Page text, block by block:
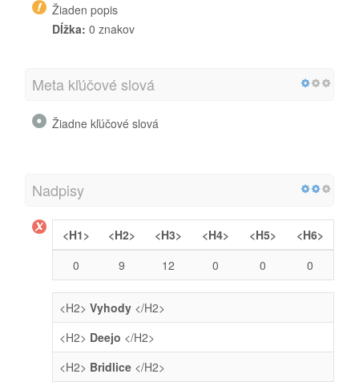
Žiaden popis
Dĺžka: 0 znakov
Meta kľúčové slová
Žiadne kľúčové slová
Nadpisy
<H1> <H2> <H3> <H4> <H5>
<H6>
0
9 12 0 0 0
<H2> Vyhody </H2>
<H2> Deejo </H2>
<H2> Bridlice </H2>